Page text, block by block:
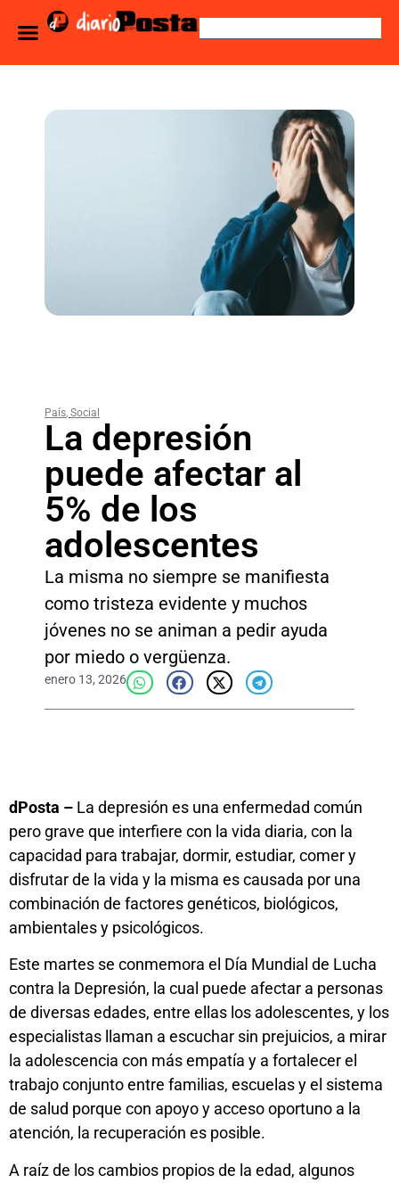
País, Social
La depresión
puede afectar al
5% de los
adolescentes
La misma no siempre se manifiesta
como tristeza evidente y muchos
jóvenes no se animan a pedir ayuda
por miedo o vergüenza.
enero 13, 2026
dPosta – La depresión es una enfermedad común
pero grave que interfiere con la vida diaria, con la
capacidad para trabajar, dormir, estudiar, comer y
disfrutar de la vida y la misma es causada por una
combinación de factores genéticos, biológicos,
ambientales y psicológicos.
Este martes se conmemora el Día Mundial de Lucha
contra la Depresión, la cual puede afectar a personas
de diversas edades, entre ellas los adolescentes, y los
especialistas llaman a escuchar sin prejuicios, a mirar
la adolescencia con más empatía y a fortalecer el
trabajo conjunto entre familias, escuelas y el sistema
de salud porque con apoyo y acceso oportuno a la
atención, la recuperación es posible.
A raíz de los cambios propios de la edad, algunos